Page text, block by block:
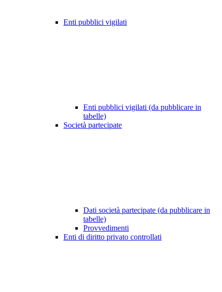
Enti pubblici vigilati
Enti pubblici vigilati (da pubblicare in
tabelle)
Società partecipate
Dati società partecipate (da pubblicare in
tabelle)
Provvedimenti
Enti di diritto privato controllati